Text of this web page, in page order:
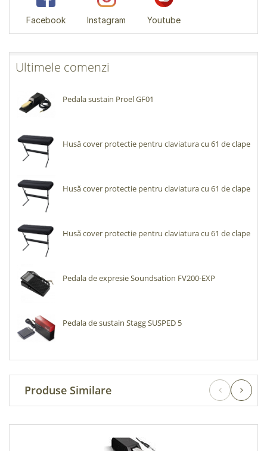
Facebook Instagram Youtube
Ultimele comenzi
Pedala sustain Proel GF01
Husă cover protectie pentru claviatura cu 61 de clape
Husă cover protectie pentru claviatura cu 61 de clape
Husă cover protectie pentru claviatura cu 61 de clape
Pedala de expresie Soundsation FV200-EXP
Pedala de sustain Stagg SUSPED 5
Produse Similare